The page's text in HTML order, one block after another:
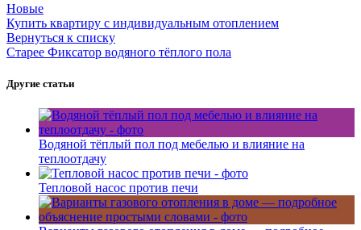
Новые
Купить квартиру с индивидуальным отоплением
Вернуться к списку
Старее Фиксатор водяного тёплого пола
Другие статьи
Водяной тёплый пол под мебелью и влияние на
теплоотдачу
Тепловой насос против печи